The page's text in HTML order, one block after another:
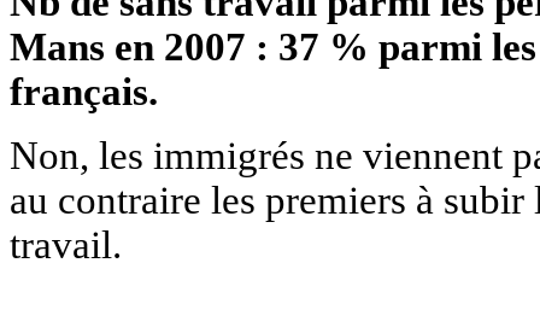
Mans en 2007 : 37 % parmi
français.
Non, les immigrés ne viennent
au contraire les premiers à
travail.